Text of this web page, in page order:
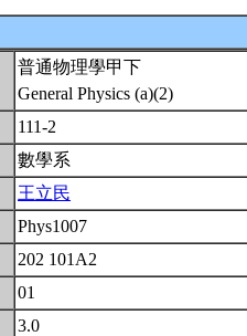
普通物理學甲下
General Physics (a)(2)
111-2
數學系
王立民
Phys1007
202 101A2
01
3.0